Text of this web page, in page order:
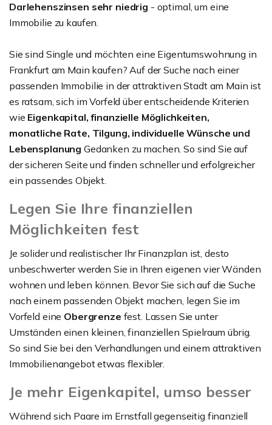
Darlehenszinsen sehr niedrig - optimal, um eine
Immobilie zu kaufen.
Sie sind Single und möchten eine Eigentumswohnung in
Frankfurt am Main kaufen? Auf der Suche nach einer
passenden Immobilie in der attraktiven Stadt am Main ist
es ratsam, sich im Vorfeld über entscheidende Kriterien
wie Eigenkapital, finanzielle Möglichkeiten,
monatliche Rate, Tilgung, individuelle Wünsche und
Lebensplanung Gedanken zu machen. So sind Sie auf
der sicheren Seite und finden schneller und erfolgreicher
ein passendes Objekt.
Legen Sie Ihre finanziellen
Möglichkeiten fest
Je solider und realistischer Ihr Finanzplan ist, desto
unbeschwerter werden Sie in Ihren eigenen vier Wänden
wohnen und leben können. Bevor Sie sich auf die Suche
nach einem passenden Objekt machen, legen Sie im
Vorfeld eine Obergrenze fest. Lassen Sie unter
Umständen einen kleinen, finanziellen Spielraum übrig.
So sind Sie bei den Verhandlungen und einem attraktiven
Immobilienangebot etwas flexibler.
Je mehr Eigenkapitel, umso besser
Während sich Paare im Ernstfall gegenseitig finanziell